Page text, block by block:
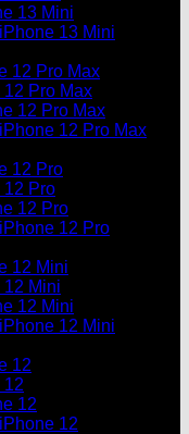
13 Mini
13 Mini
12 Pro Max
Pro Max
12 Pro Max
12 Pro Max
12 Pro
12 Pro
12 Pro
12 Pro
12 Mini
12 Mini
12 Mini
12 Mini
12
12
12
12